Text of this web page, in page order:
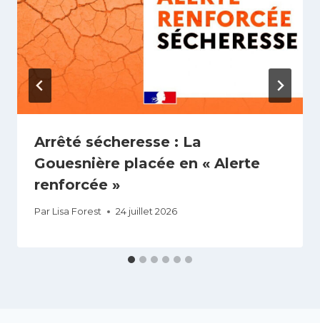
Arrêté sécheresse : La
Gouesnière placée en « Alerte
renforcée »
Par Lisa Forest 24 juillet 2026